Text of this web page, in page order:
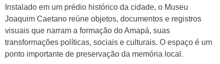
Instalado em um prédio histórico da cidade, o Museu
Joaquim Caetano reúne objetos, documentos e registros
visuais que narram a formação do Amapá, suas
transformações políticas, sociais e culturais. O espaço é um
ponto importante de preservação da memória local.